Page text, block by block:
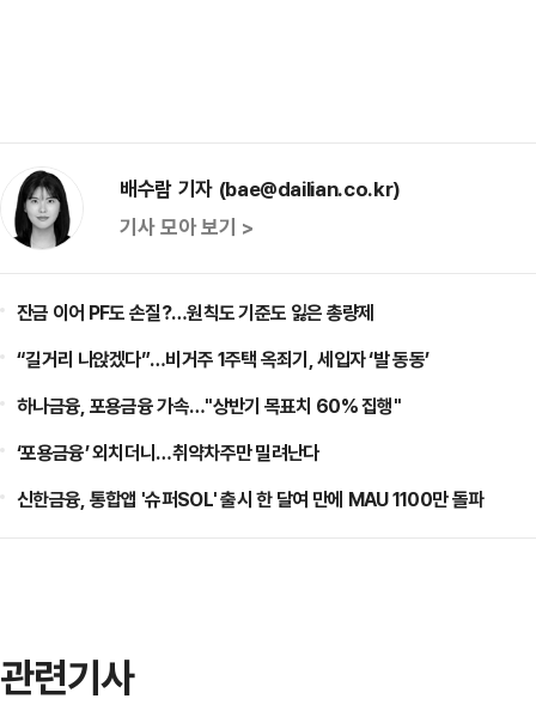
배수람 기자 (bae@dailian.co.kr)
기사 모아 보기 >
잔금 이어 PF도 손질?…원칙도 기준도 잃은 총량제
“길거리 나앉겠다”…비거주 1주택 옥죄기, 세입자 ‘발 동동’
하나금융, 포용금융 가속…"상반기 목표치 60% 집행"
‘포용금융’ 외치더니…취약차주만 밀려난다
신한금융, 통합앱 '슈퍼SOL' 출시 한 달여 만에 MAU 1100만 돌파
관련기사